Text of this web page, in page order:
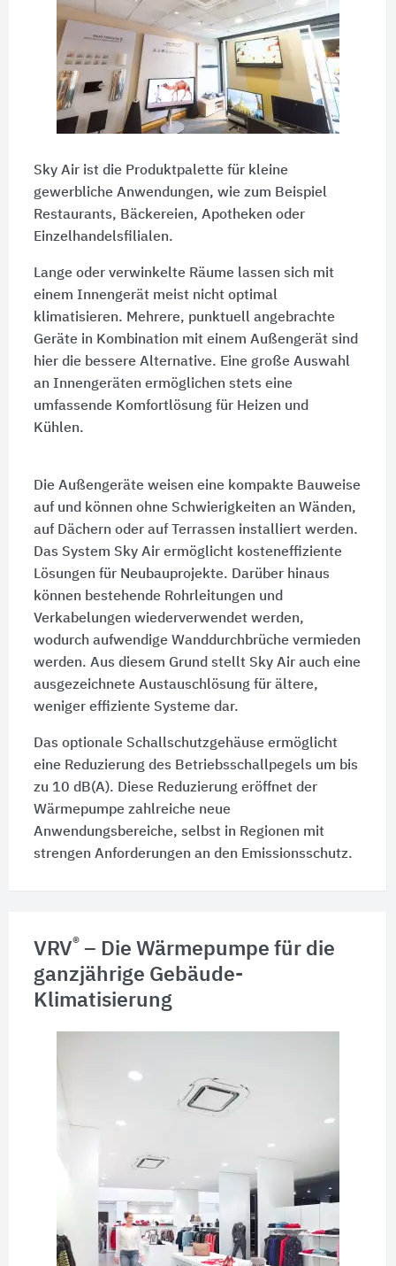
Sky Air ist die Produktpalette für kleine
gewerbliche Anwendungen, wie zum Beispiel
Restaurants, Bäckereien, Apotheken oder
Einzelhandelsfilialen.
Lange oder verwinkelte Räume lassen sich mit
einem Innengerät meist nicht optimal
klimatisieren. Mehrere, punktuell angebrachte
Geräte in Kombination mit einem Außengerät sind
hier die bessere Alternative. Eine große Auswahl
an Innengeräten ermöglichen stets eine
umfassende Komfortlösung für Heizen und
Kühlen.
Die Außengeräte weisen eine kompakte Bauweise
auf und können ohne Schwierigkeiten an Wänden,
auf Dächern oder auf Terrassen installiert werden.
Das System Sky Air ermöglicht kosteneffiziente
Lösungen für Neubauprojekte. Darüber hinaus
können bestehende Rohrleitungen und
Verkabelungen wiederverwendet werden,
wodurch aufwendige Wanddurchbrüche vermieden
werden. Aus diesem Grund stellt Sky Air auch eine
ausgezeichnete Austauschlösung für ältere,
weniger effiziente Systeme dar.
Das optionale Schallschutzgehäuse ermöglicht
eine Reduzierung des Betriebsschallpegels um bis
zu 10 dB(A). Diese Reduzierung eröffnet der
Wärmepumpe zahlreiche neue
Anwendungsbereiche, selbst in Regionen mit
strengen Anforderungen an den Emissionsschutz.
VRV® – Die Wärmepumpe für die
ganzjährige Gebäude-
Klimatisierung